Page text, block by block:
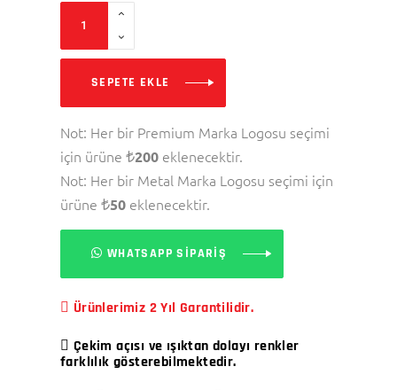
SEPETE EKLE
Not: Her bir Premium Marka Logosu seçimi
için ürüne
200 eklenecektir.
Not: Her bir Metal Marka Logosu seçimi için
ürüne
50 eklenecektir.
WHATSAPP SİPARİŞ
Ürünlerimiz 2 Yıl Garantilidir.
Çekim açısı ve ışıktan dolayı renkler
farklılık gösterebilmektedir.